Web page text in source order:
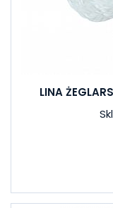
LINA